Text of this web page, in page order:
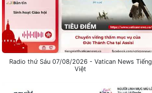
Radio thứ Sáu 07/08/2026 - Vatican News Tiếng
Việt